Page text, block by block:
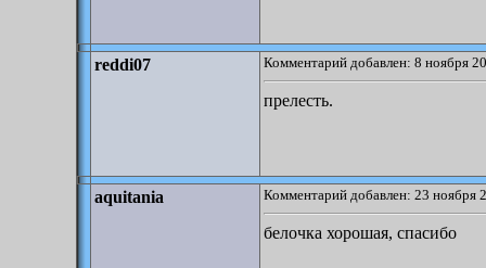
reddi07 Комментарий добавлен: 8 ноября
прелесть.
aquitania Комментарий добавлен: 23 ноября
белочка хорошая, спасибо